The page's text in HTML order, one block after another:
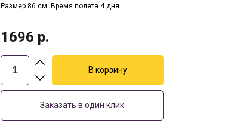
Размер 86 см. Время полета 4 дня
1696 р.
Заказать в один клик